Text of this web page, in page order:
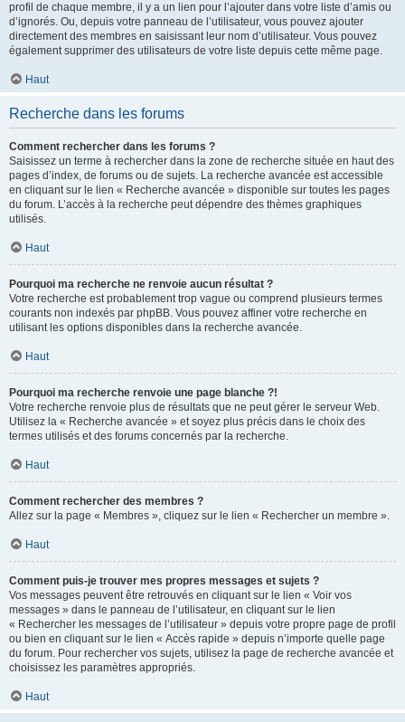
profil de chaque membre, il y a un lien pour l’ajouter dans votre liste d’amis ou
d’ignorés. Ou, depuis votre panneau de l’utilisateur, vous pouvez ajouter
directement des membres en saisissant leur nom d’utilisateur. Vous pouvez
également supprimer des utilisateurs de votre liste depuis cette même page.
Haut
Recherche dans les forums
Comment rechercher dans les forums ?
Saisissez un terme à rechercher dans la zone de recherche située en haut des
pages d’index, de forums ou de sujets. La recherche avancée est accessible
en cliquant sur le lien « Recherche avancée » disponible sur toutes les pages
du forum. L’accès à la recherche peut dépendre des thèmes graphiques
utilisés.
Haut
Pourquoi ma recherche ne renvoie aucun résultat ?
Votre recherche est probablement trop vague ou comprend plusieurs termes
courants non indexés par phpBB. Vous pouvez affiner votre recherche en
utilisant les options disponibles dans la recherche avancée.
Haut
Pourquoi ma recherche renvoie une page blanche ?!
Votre recherche renvoie plus de résultats que ne peut gérer le serveur Web.
Utilisez la « Recherche avancée » et soyez plus précis dans le choix des
termes utilisés et des forums concernés par la recherche.
Haut
Comment rechercher des membres ?
Allez sur la page « Membres », cliquez sur le lien « Rechercher un membre ».
Haut
Comment puis-je trouver mes propres messages et sujets ?
Vos messages peuvent être retrouvés en cliquant sur le lien « Voir vos
messages » dans le panneau de l’utilisateur, en cliquant sur le lien
« Rechercher les messages de l’utilisateur » depuis votre propre page de profil
ou bien en cliquant sur le lien « Accès rapide » depuis n’importe quelle page
du forum. Pour rechercher vos sujets, utilisez la page de recherche avancée et
choisissez les paramètres appropriés.
Haut